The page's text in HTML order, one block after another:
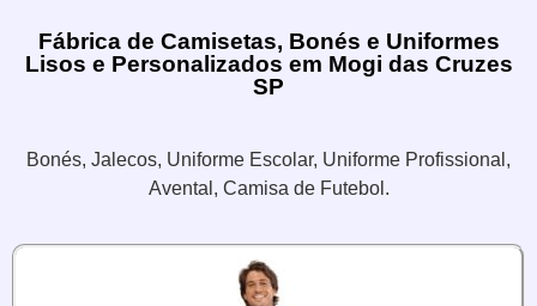
Fábrica de Camisetas, Bonés e Uniformes
Lisos e Personalizados em Mogi das Cruzes
SP
Bonés, Jalecos, Uniforme Escolar, Uniforme Profissional,
Avental, Camisa de Futebol.